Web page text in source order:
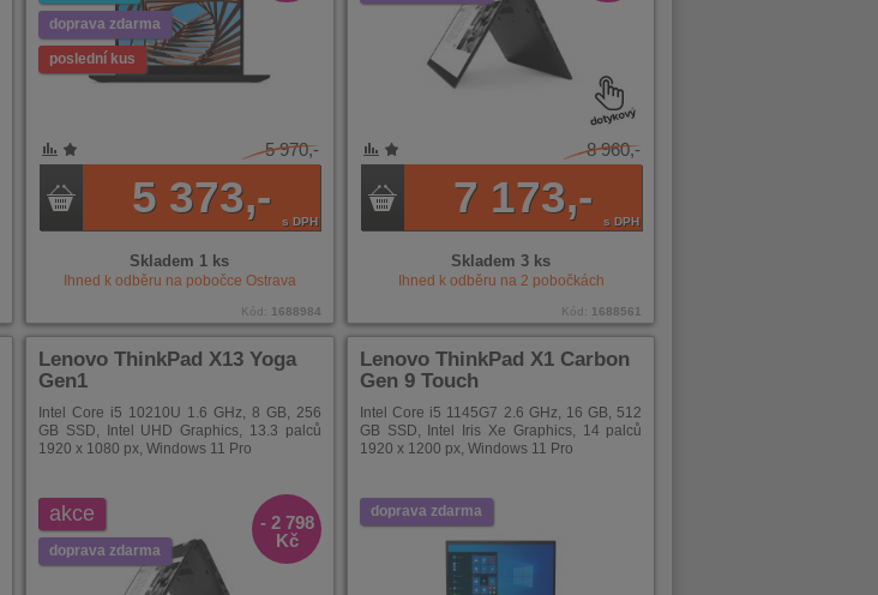
doprava zdarma
poslední kus
5 970,-
5 373,- s DPH
Skladem 1 ks
Ihned k odběru na pobočce Ostrava
Kód: 1688984
8 960,-
7 173,- s DPH
Skladem 3 ks
Ihned k odběru na 2 pobočkách
Kód: 1688561
Lenovo ThinkPad X13 Yoga
Gen1
Intel Core i5 10210U 1.6 GHz, 8 GB, 256
GB SSD, Intel UHD Graphics, 13.3 palců
1920 x 1080 px, Windows 11 Pro
akce
doprava zdarma
- 2 798
Kč
Lenovo ThinkPad X1 Carbon
Gen 9 Touch
Intel Core i5 1145G7 2.6 GHz, 16 GB, 512
GB SSD, Intel Iris Xe Graphics, 14 palců
1920 x 1200 px, Windows 11 Pro
doprava zdarma